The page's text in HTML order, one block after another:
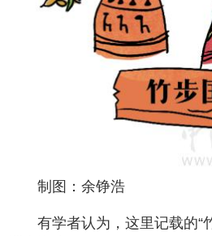
制图：余铮浩
有学者认为，这里记载的“